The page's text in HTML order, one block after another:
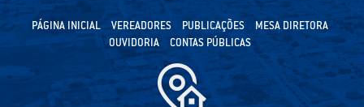
PÁGINA INICIAL VEREADORES PUBLICAÇÕES
MESA DIRETORA
OUVIDORIA
CONTAS PÚBLICAS